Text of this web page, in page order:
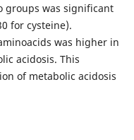
groups was significant
for cysteine).
was higher in
acidosis. This
of metabolic acidosis